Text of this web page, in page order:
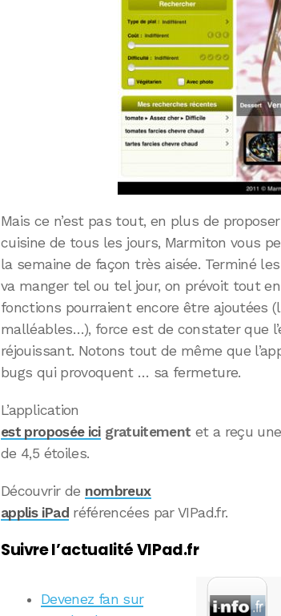
Mais ce n’est pas tout, en plus de
cuisine de tous les jours, Marmiton vous
la semaine de façon très aisée. Terminé
va manger tel ou tel jour, on prévoit tout
fonctions pourraient encore être ajoutées
malléables…), force est de constater que
réjouissant. Notons tout de même que
bugs qui provoquent … sa fermeture.
L’application
est proposée ici gratuitement et a reçu
de 4,5 étoiles.
Découvrir de nombreux
applis iPad référencées par VIPad.fr.
Suivre l’actualité VIPad.fr
Devenez fan sur